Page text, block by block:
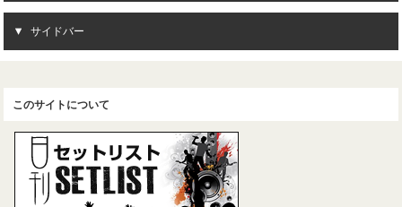
サイドバー
このサイトについて